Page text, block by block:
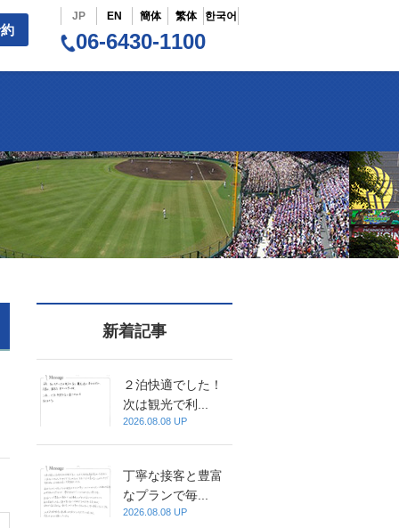
JP EN 簡体 繁体 한국어
06-6430-1100
新着記事
２泊快適でした！
次は観光で利...
2026.08.08 UP
丁寧な接客と豊富
なプランで毎...
2026.08.08 UP